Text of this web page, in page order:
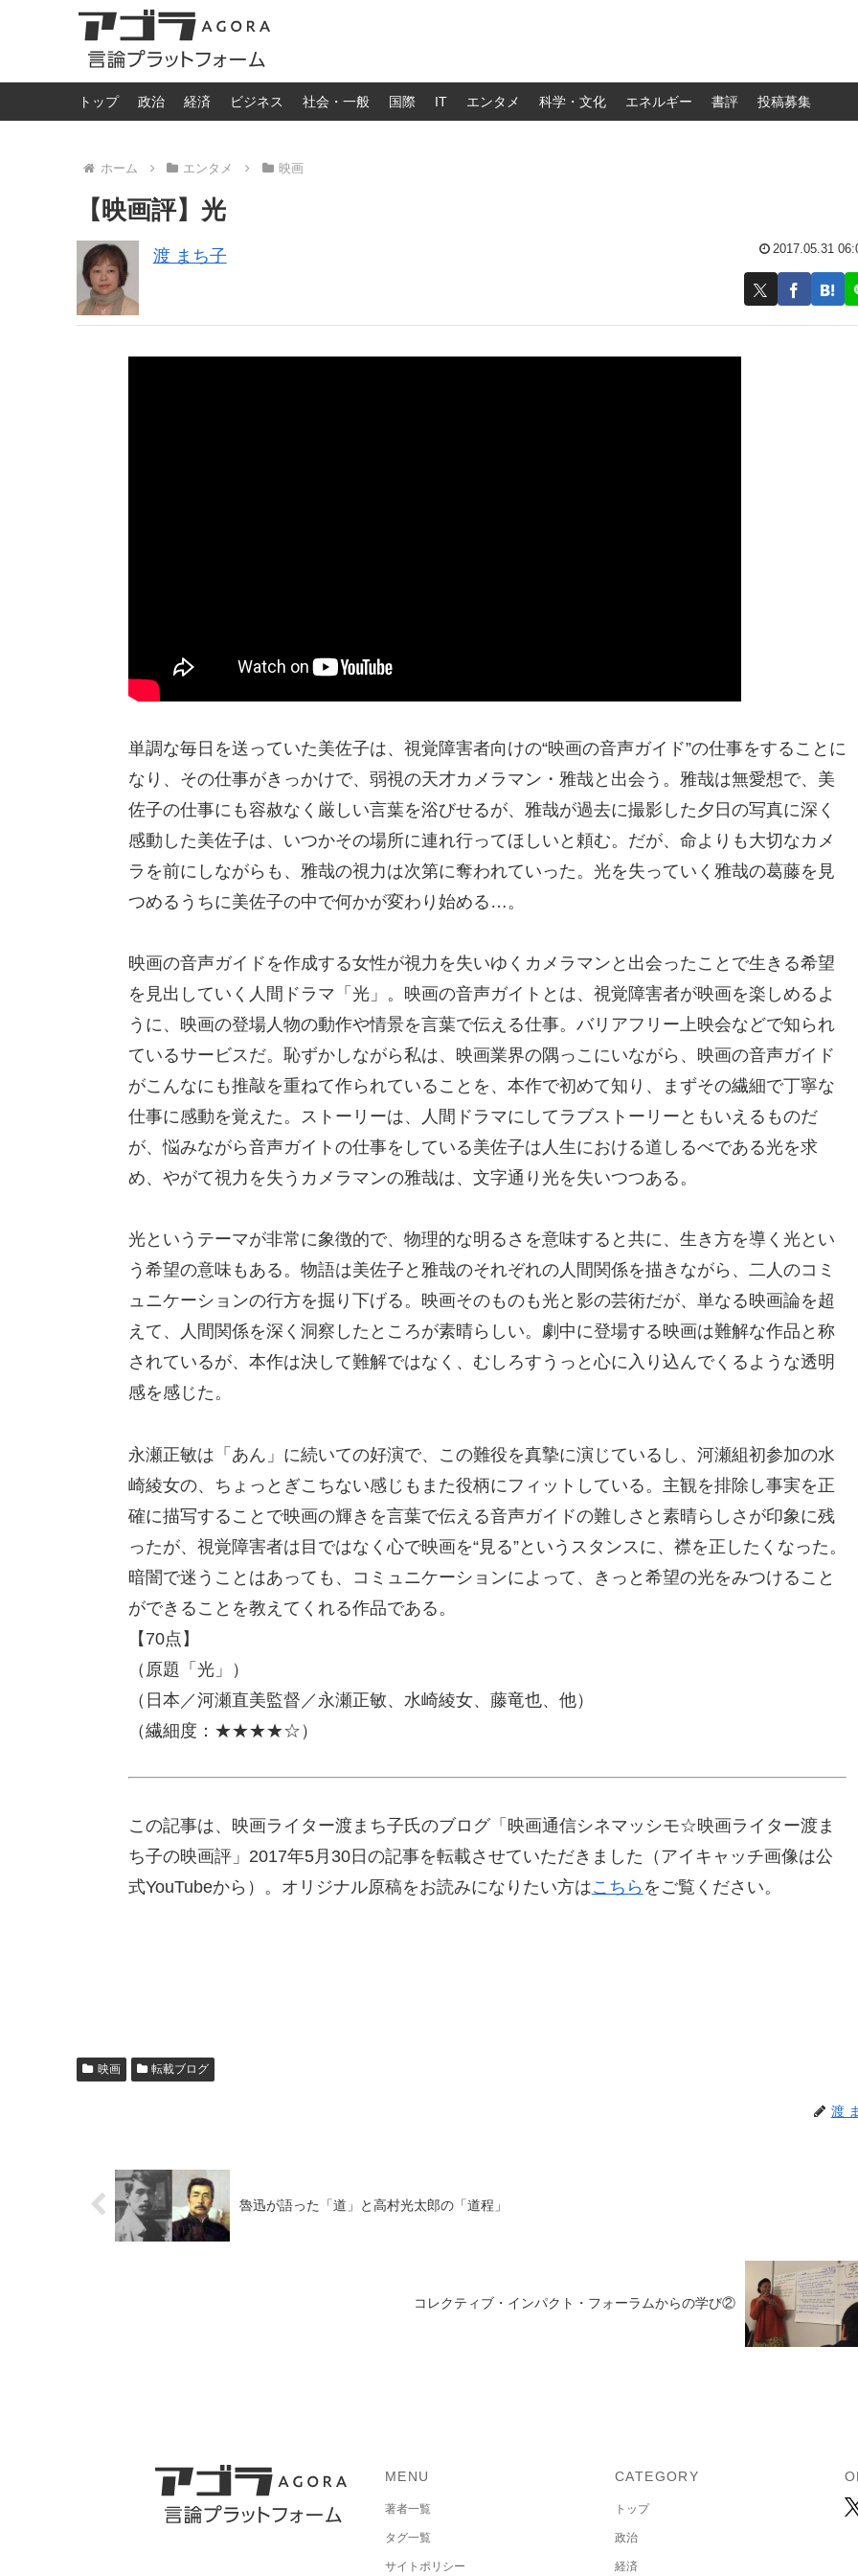
トップ 政治 経済 ビジネス 社会・一般 国際 IT エンタメ 科学・文化 エネルギー 書評 投稿募集
ホーム エンタメ 映画
【映画評】光
渡 まち子 2017.05.31
単調な毎日を送っていた美佐子は、視覚障害者向けの“映画の音声ガイド”の仕事をすることに
なり、その仕事がきっかけで、弱視の天才カメラマン・雅哉と出会う。雅哉は無愛想で、美
佐子の仕事にも容赦なく厳しい言葉を浴びせるが、雅哉が過去に撮影した夕日の写真に深く
感動した美佐子は、いつかその場所に連れ行ってほしいと頼む。だが、命よりも大切なカメ
ラを前にしながらも、雅哉の視力は次第に奪われていった。光を失っていく雅哉の葛藤を見
つめるうちに美佐子の中で何かが変わり始める…。
映画の音声ガイドを作成する女性が視力を失いゆくカメラマンと出会ったことで生きる希望
を見出していく人間ドラマ「光」。映画の音声ガイトとは、視覚障害者が映画を楽しめるよ
うに、映画の登場人物の動作や情景を言葉で伝える仕事。バリアフリー上映会などで知られ
ているサービスだ。恥ずかしながら私は、映画業界の隅っこにいながら、映画の音声ガイド
がこんなにも推敲を重ねて作られていることを、本作で初めて知り、まずその繊細で丁寧な
仕事に感動を覚えた。ストーリーは、人間ドラマにしてラブストーリーともいえるものだ
が、悩みながら音声ガイトの仕事をしている美佐子は人生における道しるべである光を求
め、やがて視力を失うカメラマンの雅哉は、文字通り光を失いつつある。
光というテーマが非常に象徴的で、物理的な明るさを意味すると共に、生き方を導く光とい
う希望の意味もある。物語は美佐子と雅哉のそれぞれの人間関係を描きながら、二人のコミ
ュニケーションの行方を掘り下げる。映画そのものも光と影の芸術だが、単なる映画論を超
えて、人間関係を深く洞察したところが素晴らしい。劇中に登場する映画は難解な作品と称
されているが、本作は決して難解ではなく、むしろすうっと心に入り込んでくるような透明
感を感じた。
永瀬正敏は「あん」に続いての好演で、この難役を真摯に演じているし、河瀬組初参加の水
崎綾女の、ちょっとぎこちない感じもまた役柄にフィットしている。主観を排除し事実を正
確に描写することで映画の輝きを言葉で伝える音声ガイドの難しさと素晴らしさが印象に残
ったが、視覚障害者は目ではなく心で映画を“見る”というスタンスに、襟を正したくなった。
暗闇で迷うことはあっても、コミュニケーションによって、きっと希望の光をみつけること
ができることを教えてくれる作品である。
【70点】
（原題「光」）
（日本／河瀬直美監督／永瀬正敏、水崎綾女、藤竜也、他）
（繊細度：★★★★☆）
この記事は、映画ライター渡まち子氏のブログ「映画通信シネマッシモ☆映画ライター渡ま
ち子の映画評」2017年5月30日の記事を転載させていただきました（アイキャッチ画像は公
式YouTubeから）。オリジナル原稿をお読みになりたい方はこちら をご覧ください。
映画 転載ブログ
渡
魯迅が語った「道」と高村光太郎の「道程」
コレクティブ・インパクト・フォーラムからの学び②
MENU
著者一覧
タグ一覧
サイトポリシー
CATEGORY
トップ
政治
経済